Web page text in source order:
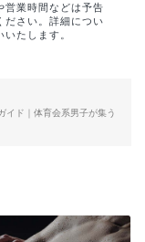
営業時間などは予告
ださい。詳細につい
たします。
イド｜体育会系男子が集う